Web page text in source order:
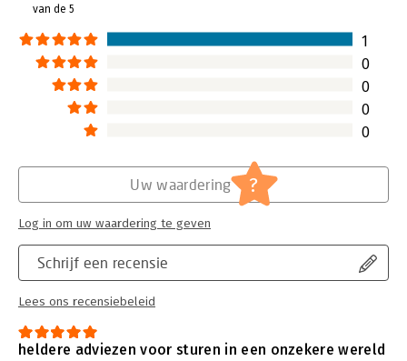
van de 5
1
0
0
0
0
Schrijf een recensie
Lees ons recensiebeleid
Uw waardering ?
Log in om uw waardering te geven
heldere adviezen voor sturen in een onzekere wereld